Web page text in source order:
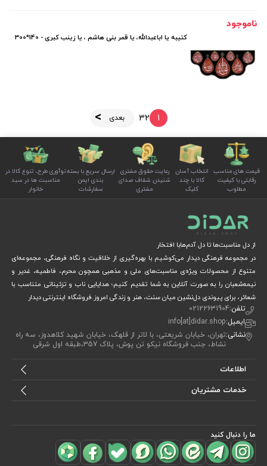
ناموجود
کتیبه یا اباعبدالله، یا قمر بنی هاشم ، یا زینب کبری - 140*300
1
2
3 بعدی
قیمت های مناسب
رقابتی با کیفیت
مطلوب
انتخاب آسان
کالا با چند
کلیک
رعایت حقوق مشتری
شنیدن شفاف صدای
مشتری
ارسال سریع با بسته
بندی ایمن
سفارشات
نوآوری طرح، تنوع کالا در
مناسبت ها در سبد
خانوار
از دل مناسبت‌ها تا دل آدم‌هابا افتخار
در مجموعه فرهنگی دیدار می‌کوشیم با بهره‌گیری از خلاقیت و نگاه فرهنگی، مجموعه‌ای
متنوع از محصولات ویژه‌ی مناسبت‌های ملی و مذهبی همچون محرم، فاطمیه، غدیر و
نیمه‌شعبان را به صورت آنلاین به شما تقدیم کنیم؛ هدایایی ناب و تزئیناتی متناسب با
شعائر، برای پیوندی دل‌نشین میان سنت، هنر و زندگی امروز.فروشگاه اینترنتی دیدار
تلفن:02122631904
ایمیل:info[at]didar.shop
نشانی:تهران، خیابان شریعتی، با لاتر از قلهک، خیابان شهید کلاهدوز، سه راه
نشاط، جنب فروشگاه نیکو تن پوش، پلاک 357،طبقه اول شرقی
اطلاعات
خدمات مشتریان
ما را دنبال کنید